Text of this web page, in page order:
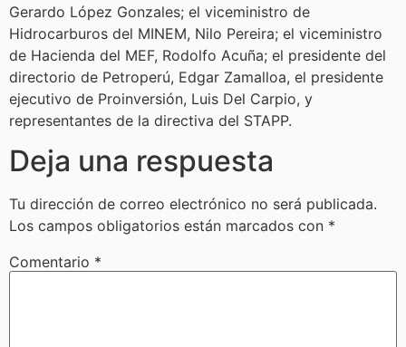
Gerardo López Gonzales; el viceministro de
Hidrocarburos del MINEM, Nilo Pereira; el viceministro
de Hacienda del MEF, Rodolfo Acuña; el presidente del
directorio de Petroperú, Edgar Zamalloa, el presidente
ejecutivo de Proinversión, Luis Del Carpio, y
representantes de la directiva del STAPP.
Deja una respuesta
Tu dirección de correo electrónico no será publicada.
Los campos obligatorios están marcados con *
Comentario *